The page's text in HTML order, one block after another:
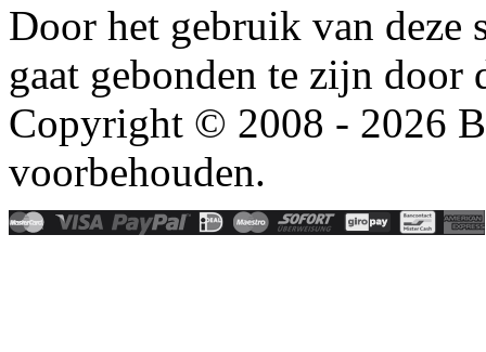
Door het gebruik van deze
gaat gebonden te zijn door
Copyright © 2008 - 2026
voorbehouden.